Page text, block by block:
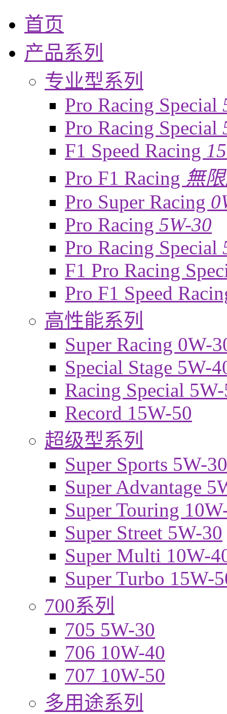
首页
产品系列
专业型系列
Pro Racing Special
Pro Racing Special
F1 Speed Racing
Pro F1 Racing 無
Pro Super Racing
Pro Racing 5W-30
Pro Racing Special
F1 Pro Racing
Pro F1 Speed
高性能系列
Super Racing 0W-
Special Stage 5W-
Racing Special
Record 15W-50
超级型系列
Super Sports 5W-30
Super Advantage
Super Touring
Super Street 5W-30
Super Multi 10W-
Super Turbo 15W-
700系列
705 5W-30
706 10W-40
707 10W-50
多用途系列